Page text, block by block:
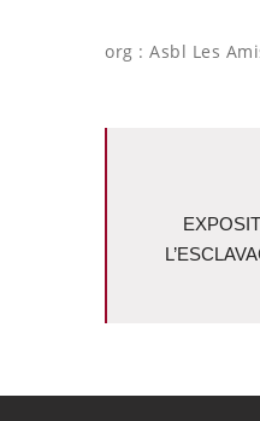
org : Asbl Les